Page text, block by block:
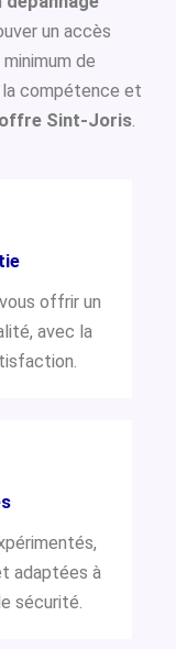
un accès
de
la compétence et
Sint-Joris.
offrir un
avec la
adaptées à
sécurité.